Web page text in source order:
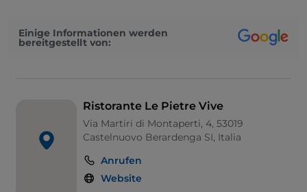
Einige Informationen werden
bereitgestellt von:
Ristorante Le Pietre Vive
Via Martiri di Montaperti, 4, 53019
Castelnuovo Berardenga SI, Italia
Anrufen
Website